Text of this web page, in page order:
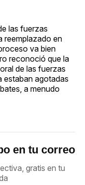
las fuerzas
reemplazado en
va bien
reconoció que la
de las fuerzas
estaban agotadas
a menudo
en tu correo
gratis en tu